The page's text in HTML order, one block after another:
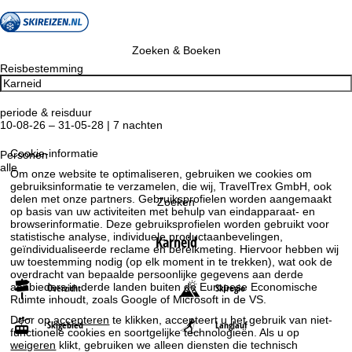
Cookie-informatie
Om onze website te optimaliseren, gebruiken we cookies om
gebruiksinformatie te verzamelen, die wij, TravelTrex GmbH, ook
delen met onze partners. Gebruiksprofielen worden aangemaakt
op basis van uw activiteiten met behulp van eindapparaat- en
browserinformatie. Deze gebruiksprofielen worden gebruikt voor
statistische analyse, individuele productaanbevelingen,
geïndividualiseerde reclame en bereikmeting. Hiervoor hebben wij
uw toestemming nodig (op elk moment in te trekken), wat ook de
overdracht van bepaalde persoonlijke gegevens aan derde
aanbieders in derde landen buiten de Europese Economische
Ruimte inhoudt, zoals Google of Microsoft in de VS.
Door opaccepteren te klikken, accepteert u het gebruik van niet-
functionele cookies en soortgelijke technologieën. Als u op
weigeren klikt, gebruiken we alleen diensten die technisch
Zoeken & Boeken
Reisbestemming
periode & reisduur
10-08-26 – 31-05-28 | 7 nachten
Personen
alle
Zoeken
Karneid
Overzicht Skiregio
Skigebied Langlauf